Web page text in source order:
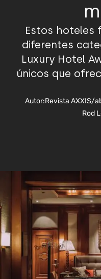
Estos hoteles
diferentes
Luxury Hotel
únicos que
Autor:Revista AXXIS/
Rod